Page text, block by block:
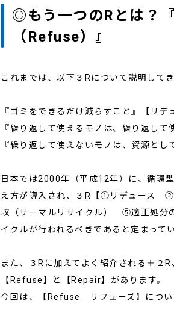
◎もう一つのRとは？
（Refuse）』
これまでは、以下３Rについて説明してき
『ゴミをできるだけ減らすこと』【リデ
『繰り返して使えるモノは、繰り返して
『繰り返して使えないモノは、資源とし
日本では2000年（平成12年）に、循環
え方が導入され、３R【①リデュー
収（サーマルリサイクル） ⑤適正処分
イクルが行われるべきであると定まってい
また、３Rに加えてよく紹介される＋２R
【Refuse】と【Repair】があります。
今回は、【Refuse リフューズ】につい